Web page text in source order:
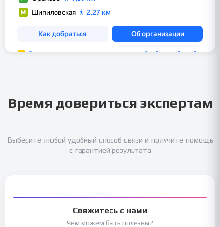
Время довериться экспертам
Выберите любой удобный способ связи и получите помощь
с гарантией результата
Свяжитесь с нами
Чем можем быть полезны?